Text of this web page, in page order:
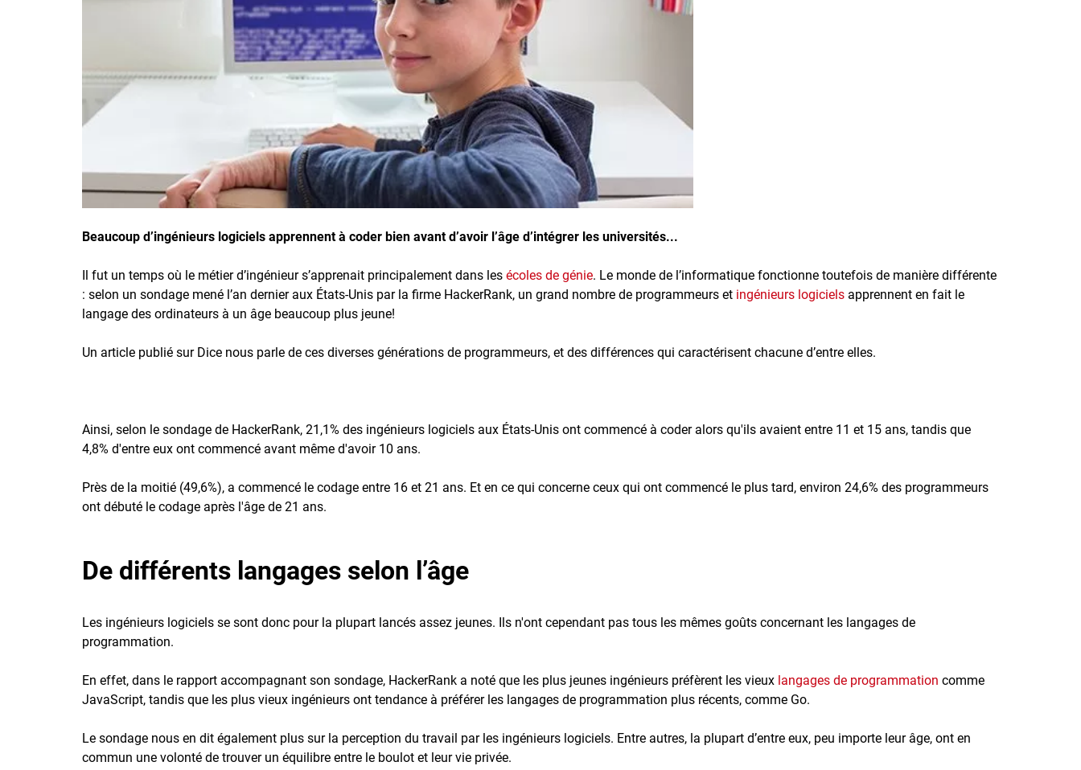
Publiez une offre d'emploi
Beaucoup d’ingénieurs logiciels apprennent à coder bien avant d’avoir l’âge d’intégrer les universités...
Il fut un temps où le métier d’ingénieur s’apprenait principalement dans les écoles de génie. Le monde de l’informatique fonctionne toutefois de manière différente
: selon un sondage mené l’an dernier aux États-Unis par la firme HackerRank, un grand nombre de programmeurs et ingénieurs logiciels apprennent en fait le
langage des ordinateurs à un âge beaucoup plus jeune!
Un article publié sur Dice nous parle de ces diverses générations de programmeurs, et des différences qui caractérisent chacune d’entre elles.
Ainsi, selon le sondage de HackerRank, 21,1% des ingénieurs logiciels aux États-Unis ont commencé à coder alors qu'ils avaient entre 11 et 15 ans, tandis que
4,8% d'entre eux ont commencé avant même d'avoir 10 ans.
Près de la moitié (49,6%), a commencé le codage entre 16 et 21 ans. Et en ce qui concerne ceux qui ont commencé le plus tard, environ 24,6% des programmeurs
ont débuté le codage après l'âge de 21 ans.
De différents langages selon l’âge
Les ingénieurs logiciels se sont donc pour la plupart lancés assez jeunes. Ils n'ont cependant pas tous les mêmes goûts concernant les langages de
programmation.
En effet, dans le rapport accompagnant son sondage, HackerRank a noté que les plus jeunes ingénieurs préfèrent les vieux langages de programmation comme
JavaScript, tandis que les plus vieux ingénieurs ont tendance à préférer les langages de programmation plus récents, comme Go.
Le sondage nous en dit également plus sur la perception du travail par les ingénieurs logiciels. Entre autres, la plupart d’entre eux, peu importe leur âge, ont en
commun une volonté de trouver un équilibre entre le boulot et leur vie privée.